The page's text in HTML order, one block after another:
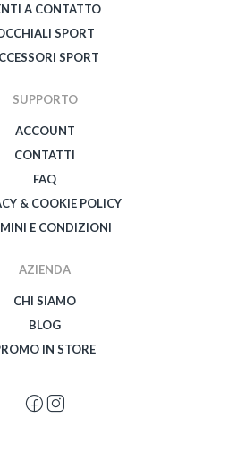
A CONTATTO
SPORT
SPORT
SUPPORTO
ACCOUNT
CONTATTI
FAQ
& COOKIE POLICY
E CONDIZIONI
AZIENDA
CHI SIAMO
BLOG
IN STORE